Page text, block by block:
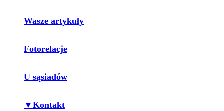
Wasze artykuły
Fotorelacje
U sąsiadów
▼Kontakt